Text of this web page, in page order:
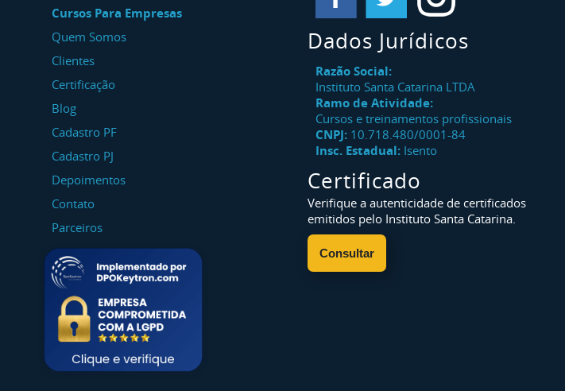
Cursos Para Empresas
Quem Somos
Clientes
Certificação
Blog
Cadastro PF
Cadastro PJ
Depoimentos
Contato
Parceiros
Dados Jurídicos
Razão Social:
Instituto Santa Catarina LTDA
Ramo de Atividade:
Cursos e treinamentos profissionais
CNPJ: 10.718.480/0001-84
Insc. Estadual: Isento
Certificado
Verifique a autenticidade de certificados
emitidos pelo Instituto Santa Catarina.
Consultar